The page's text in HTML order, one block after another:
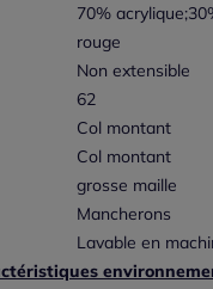
70%
rouge
Non extensible
62
Col montant
Col montant
grosse maille
Mancherons
Lavable en